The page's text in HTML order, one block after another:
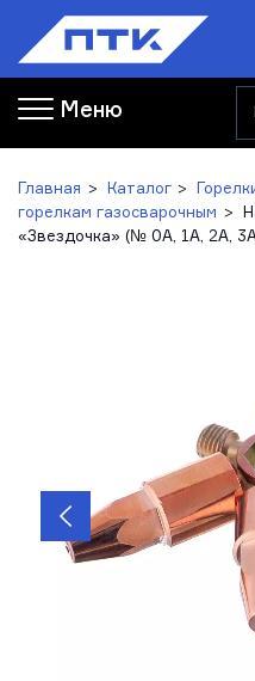
Меню
Главная Каталог
горелкам газосварочным
«Звездочка» (№ 0А, 1А, 2А,